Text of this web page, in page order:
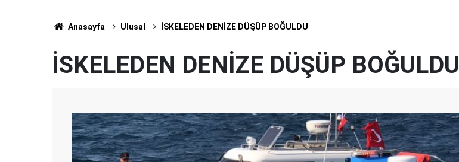
Anasayfa Ulusal İSKELEDEN DENİZE DÜŞÜP BOĞULDU
İSKELEDEN DENİZE DÜŞÜP BOĞULDU